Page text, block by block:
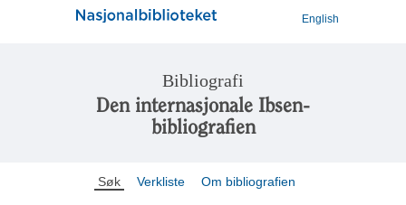
English
Bibliografi
Den internasjonale Ibsen-
bibliografien
Søk Verkliste Om bibliografien